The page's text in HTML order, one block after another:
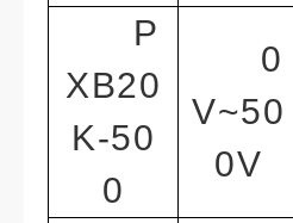
P
XB20
K-50
0
0
V~50
0V